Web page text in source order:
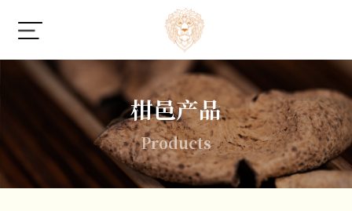
柑邑产品
Products